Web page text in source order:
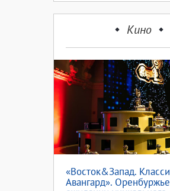
Кино
«Восток&Запад.
Авангард».